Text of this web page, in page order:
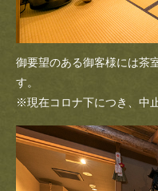
御要望のある御客様には茶
す。
※現在コロナ下につき、中